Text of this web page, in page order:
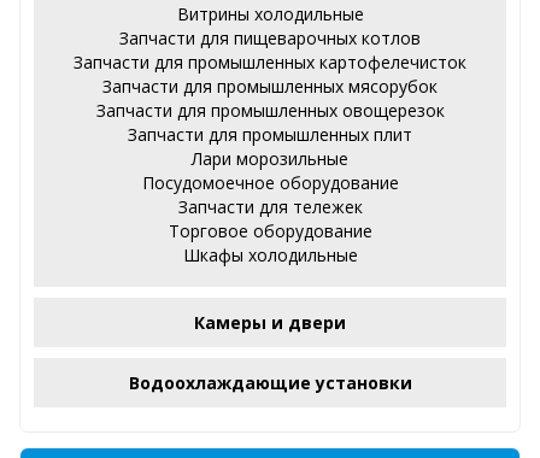
Витрины холодильные
Запчасти для пищеварочных котлов
Запчасти для промышленных картофелечисток
Запчасти для промышленных мясорубок
Запчасти для промышленных овощерезок
Запчасти для промышленных плит
Лари морозильные
Посудомоечное оборудование
Запчасти для тележек
Торговое оборудование
Шкафы холодильные
Камеры и двери
Водоохлаждающие установки